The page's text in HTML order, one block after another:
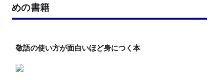
めの書籍